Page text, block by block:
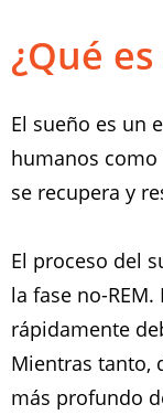
¿Qué
El sueño es un
humanos
se recupera y
El proceso del
la fase no-
rápidamente
Mientras tanto,
más profundo